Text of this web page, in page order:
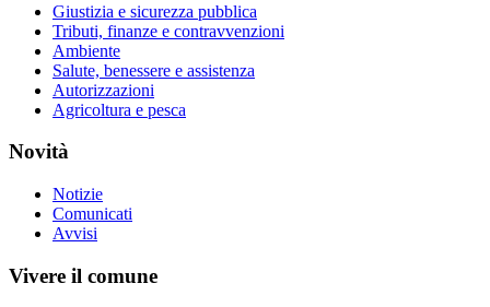
Giustizia e sicurezza pubblica
Tributi, finanze e contravvenzioni
Ambiente
Salute, benessere e assistenza
Autorizzazioni
Agricoltura e pesca
Novità
Notizie
Comunicati
Avvisi
Vivere il comune